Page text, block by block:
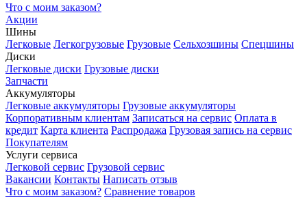
Что с моим заказом?
Акции
Шины
Легковые Легкогрузовые Грузовые Сельхозшины Спецшины
Диски
Легковые диски Грузовые диски
Запчасти
Аккумуляторы
Легковые аккумуляторы Грузовые аккумуляторы
Корпоративным клиентам Записаться на сервис Оплата в
кредит Карта клиента Распродажа Грузовая запись на сервис
Покупателям
Услуги сервиса
Легковой сервис Грузовой сервис
Вакансии Контакты Написать отзыв
Что с моим заказом? Сравнение товаров